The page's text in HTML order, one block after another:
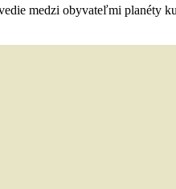
medzi obyvateľmi planéty